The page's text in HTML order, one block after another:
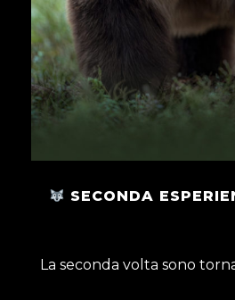
SECONDA
La seconda volta sono